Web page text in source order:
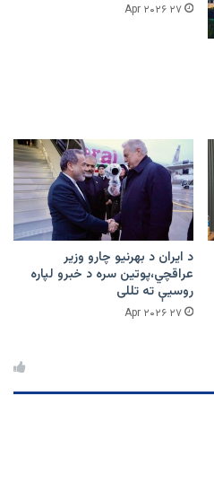
۲۷ Apr ۲۰۲۶
د ایران د بهرنیو چارو وزیر
عراقچي،پوتین سره د خبرو لپاره
روسیې ته تللی
۲۷ Apr ۲۰۲۶